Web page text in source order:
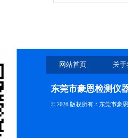
网站首页 关
东莞市豪恩检测仪
© 2026 版权所有：东莞市豪